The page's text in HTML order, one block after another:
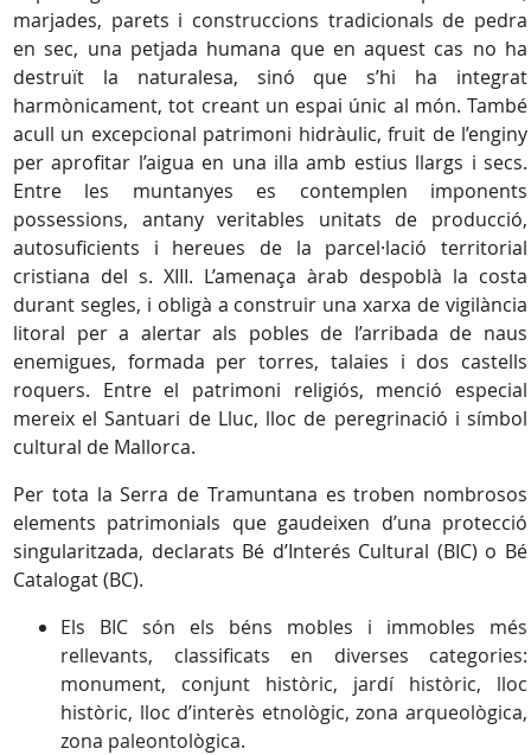
marjades, parets i construccions tradicionals de pedra
en sec, una petjada humana que en aquest cas no ha
destruït la naturalesa, sinó que s’hi ha integrat
harmònicament, tot creant un espai únic al món. També
acull un excepcional patrimoni hidràulic, fruit de l’enginy
per aprofitar l’aigua en una illa amb estius llargs i secs.
Entre les muntanyes es contemplen imponents
possessions, antany veritables unitats de producció,
autosuficients i hereues de la parcel·lació territorial
cristiana del s. XIII. L’amenaça àrab despoblà la costa
durant segles, i obligà a construir una xarxa de vigilància
litoral per a alertar als pobles de l’arribada de naus
enemigues, formada per torres, talaies i dos castells
roquers. Entre el patrimoni religiós, menció especial
mereix el Santuari de Lluc, lloc de peregrinació i símbol
cultural de Mallorca.
Per tota la Serra de Tramuntana es troben nombrosos
elements patrimonials que gaudeixen d’una protecció
singularitzada, declarats Bé d’Interés Cultural (BIC) o Bé
Catalogat (BC).
Els BIC són els béns mobles i immobles més
rellevants, classificats en diverses categories:
monument, conjunt històric, jardí històric, lloc
històric, lloc d’interès etnològic, zona arqueològica,
zona paleontològica.